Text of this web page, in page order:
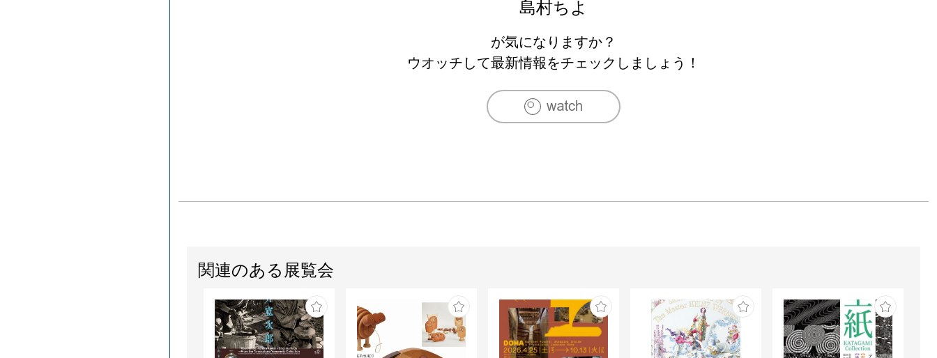
島村ちよ
が気になりますか？
ウオッチして最新情報をチェックしましょう！
関連のある展覧会